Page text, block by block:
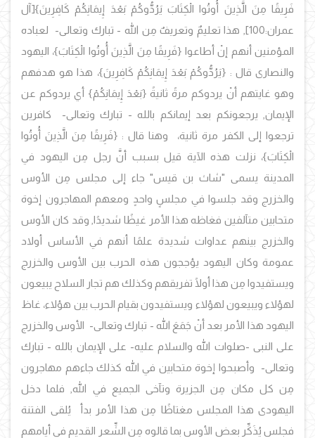
فَرِيقًا مِنَ الَّذِينَ أُوتُوا الْكِتَابَ يَرُدُّوكُمْ بَعْدَ إِيمَانِكُمْ كَافِرِينَ}[آل
عمران:100], هذا تعليمٌ وتعريفٌ مِن الله - تبارك وتعالى- لعباده
المؤمنين أنهم إنْ أطاعوا {فَرِيقًا مِنَ الَّذِينَ أُوتُوا الْكِتَابَ}، اليهود
والنصارى قال : {يَرُدُّوكُمْ بَعْدَ إِيمَانِكُمْ كَافِرِينَ}، هذا هو هدفهم
وهو غايتهم أنْ يردوكم مرةً ثانيةً {بَعْدَ إِيمَانِكُمْ} أي يردوكم عن
الإيمان, يرجعونكم بعد إيمانكم بالله - تبارك وتعالى- كافرين
ترجعوا إلى الكفر مرة ثانية، وهنا قال : {فَرِيقًا مِنَ الَّذِينَ أُوتُوا
الْكِتَابَ}، نزلت هذه الآية قيل بسبب أنَّ رجل مِن اليهود في
المدينة يسمى "شاث بن قيس" جاء إلى مجلس مِن الأوس
والخزرج وقد جلسوا في مجلسٍ واحدٍ ومعهم المهاجرون إخوة
متحابين متآلفين فغاظه هذا الأمر غيظًا شديدًا, وقد كان الأوس
والخزرج بينهم عداوات شديدة علمًا أنهم في الأساس أولاد
عمومة وكان اليهود يؤججون هذه الحرب بين الأوس والخزرج
ويستفيدوا مِن هذا أولًا تفريقهم وكذلك هم تجار السلاح يبيعون
لهؤلاء ويبيعون لهؤلاء ويستفيدون بقيام الحرب بين هؤلاء، غاظ
اليهود هذا الأمر بعد أنْ جَمَعَ الله - تبارك وتعالى- الأوس والخزرج
على النبى -صلوات الله والسلام عليه- على الإيمان بالله - تبارك
وتعالى- وأصبحوا إخوة متحابين في الله كذلك جاءهم مهاجرون
مِن كل مكان مِن الجزيرة وتآخى الجميع في الله, فلما دخل
اليهودى هذا المجلس مغتاظًا مِن هذا الأمر بدأ يُلقى الفتنة
فجلس يُذَكِّر بعض الأوس بما قالوه مِن الشِّعر القديم في أيامهم